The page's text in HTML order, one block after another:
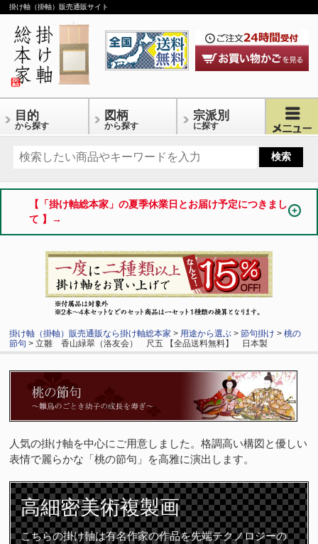
掛け軸（掛軸）販売通販サイト
目的
から探す
図柄
から探す
宗派別
に探す
【「掛け軸総本家」の夏季休業日とお届け予定につきまし
て 】→
掛け軸（掛軸）販売通販なら掛け軸総本家 > 用途から選ぶ >節句掛け >桃の
節句 > 立雛 香山緑翠（洛友会） 尺五 【全品送料無料】 日本製
人気の掛け軸を中心にご用意しました。格調高い構図と優しい
表情で麗らかな「桃の節句」を高雅に演出します。
高細密美術複製画
こちらの掛け軸は有名作家の作品を先端テクノロジーの